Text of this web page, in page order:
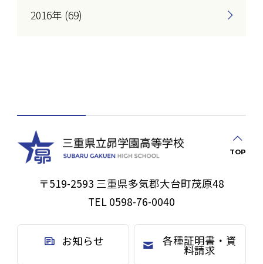
2016年 (69)
TOP
〒519-2593 三重県多気郡大台町茂原48
TEL 0598-76-0040
お知らせ 各種証明書・資
料請求